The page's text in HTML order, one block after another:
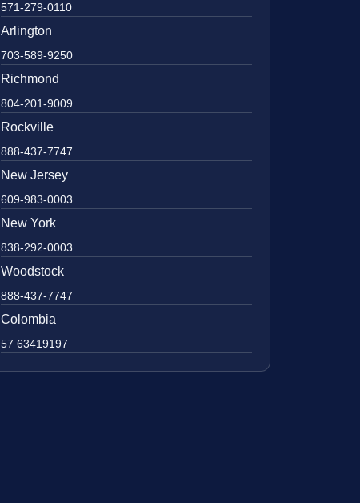
571-279-0110
Arlington
703-589-9250
Richmond
804-201-9009
Rockville
888-437-7747
New Jersey
609-983-0003
New York
838-292-0003
Woodstock
888-437-7747
Colombia
57 63419197